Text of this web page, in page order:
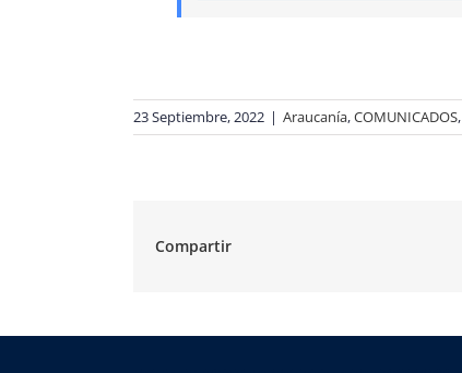
23 Septiembre, 2022 | Araucanía,COMUNICADOS,
Compartir